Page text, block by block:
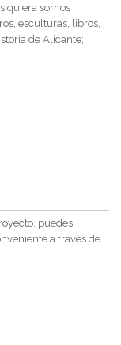
somos
esculturas, libros,
de Alicante;
puedes
a través de